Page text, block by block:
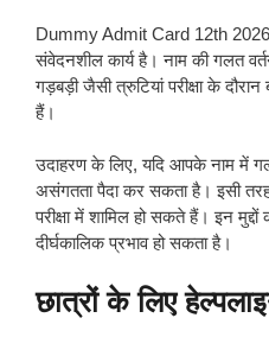
Dummy Admit Card 12th
संवेदनशील कार्य है। नाम की गलत
गड़बड़ी जैसी त्रुटियां परीक्षा के
हैं।
उदाहरण के लिए, यदि आपके नाम में
असंगतता पैदा कर सकता है। इसी
परीक्षा में शामिल हो सकते हैं। इन मुद्दों
दीर्घकालिक प्रभाव हो सकता है।
छात्रों के लिए